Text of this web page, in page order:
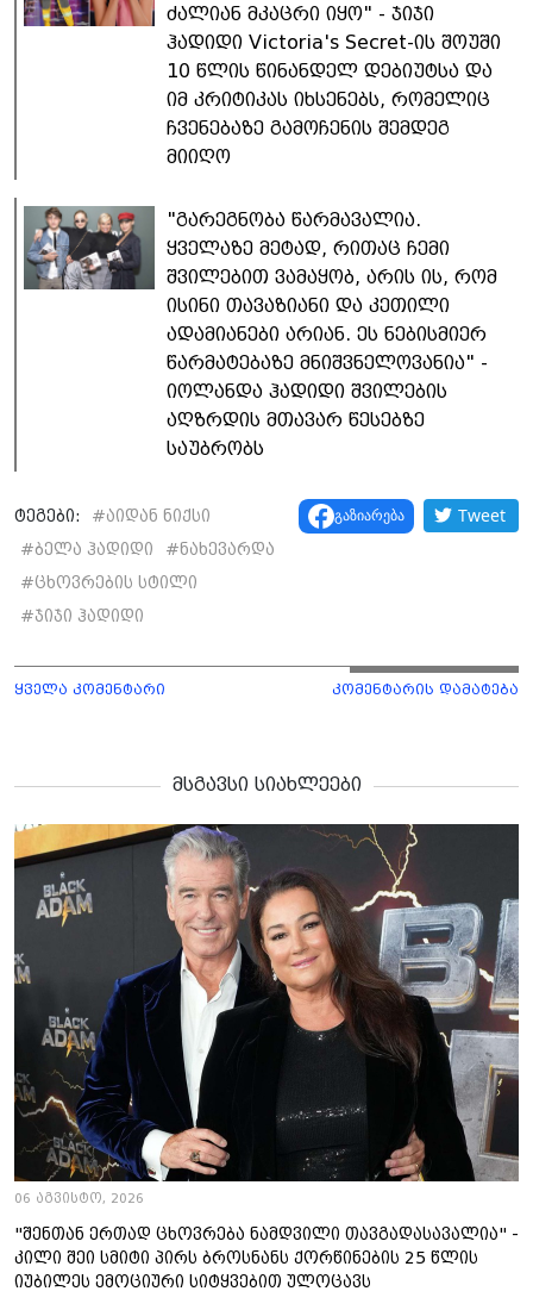
ძალიან მკაცრი იყო" - ჯიჯი
ჰადიდი Victoria's Secret-ის შოუში
10 წლის წინანდელ დებიუტსა და
იმ კრიტიკას იხსენებს, რომელიც
ჩვენებაზე გამოჩენის შემდეგ
მიიღო
"გარეგნობა წარმავალია.
ყველაზე მეტად, რითაც ჩემი
შვილებით ვამაყობ, არის ის, რომ
ისინი თავაზიანი და კეთილი
ადამიანები არიან. ეს ნებისმიერ
წარმატებაზე მნიშვნელოვანია" -
იოლანდა ჰადიდი შვილების
აღზრდის მთავარ წესებზე
საუბრობს
ტეგები: #აიდან ნიქსი
#ბელა ჰადიდი #ნახევარდა
#ცხოვრების სტილი
#ჯიჯი ჰადიდი
გაზიარება Tweet
ყველა კომენტარი კომენტარის დამატება
მსგავსი სიახლეები
06 აგვისტო, 2026
"შენთან ერთად ცხოვრება ნამდვილი თავგადასავალია" -
კილი შეი სმიტი პირს ბროსნანს ქორწინების 25 წლის
იუბილეს ემოციური სიტყვებით ულოცავს